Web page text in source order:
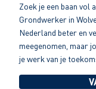
Zoek je een baan vol
Grondwerker in
Nederland beter en
meegenomen, maar
je werk van je